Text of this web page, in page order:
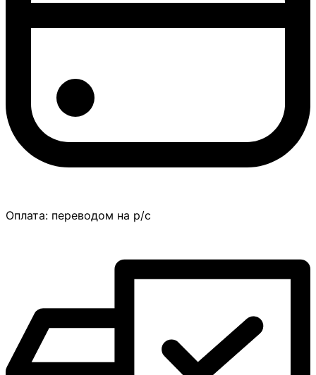
Оплата: переводом на р/с